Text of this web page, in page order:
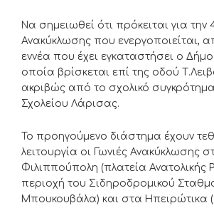
Να σημειωθεί ότι πρόκειται για την
Ανακύκλωσης που ενεργοποιείται,
εννέα που έχει εγκαταστήσει ο
οποία βρίσκεται επί της οδού
ακριβώς από το σχολικό
Σχολείου Λάρισας.
Το προηγούμενο διάστημα έχουν
λειτουργία οι Γωνιές Ανακύκλωσης
Φιλιππούπολη (πλατεία Ανατολικής
περιοχή του Σιδηροδρομικού
Μπουκουβάλα) και στα Ηπειρώτικα